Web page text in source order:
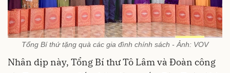
Tổng Bí thứ tặng quà các gia đình chính sách - Ảnh: VOV
Nhân dịp này, Tổng Bí thư Tô Lâm và Đoàn công